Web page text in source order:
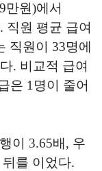
만원)에서
직원 평균 급여
직원이 33명에
. 비교적 급여
은 1명이 줄어
이 3.65배, 우
를 이었다.